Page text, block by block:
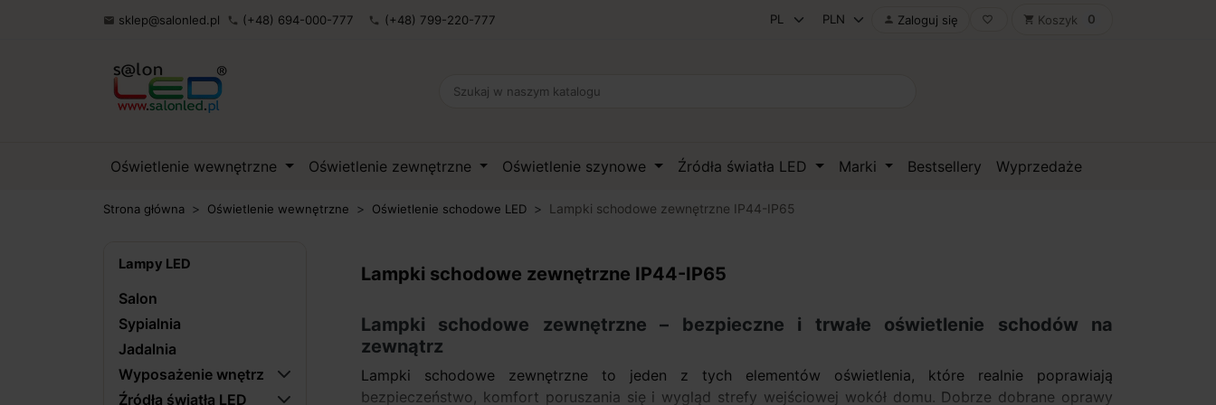
 sklep@salonled.pl phone (+48) 694-000-777 phone (+48) 799-220-777  Zaloguj się favorite_border shopping_cart Koszyk 0
Oświetlenie wewnętrzne Oświetlenie zewnętrzne Oświetlenie szynowe Źródła światła LED Marki Bestsellery Wyprzedaże
Strona główna Oświetlenie wewnętrzne Oświetlenie schodowe LED Lampki schodowe zewnętrzne IP44-IP65
Lampy LED
Salon
Sypialnia
Jadalnia
Wyposażenie wnętrz
Źródła światła LED
Lampki schodowe zewnętrzne IP44-IP65
Lampki schodowe zewnętrzne – bezpieczne i trwałe oświetlenie schodów na
zewnątrz
Lampki schodowe zewnętrzne to jeden z tych elementów oświetlenia, które realnie poprawiają
bezpieczeństwo, komfort poruszania się i wygląd strefy wejściowej wokół domu. Dobrze dobrane oprawy